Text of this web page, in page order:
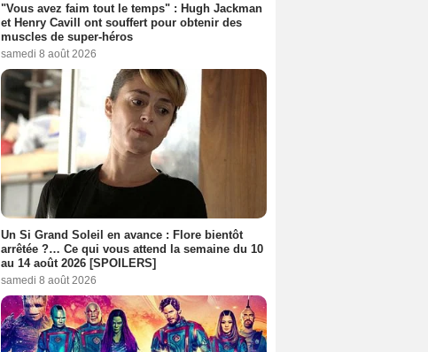
"Vous avez faim tout le temps" : Hugh Jackman
et Henry Cavill ont souffert pour obtenir des
muscles de super-héros
samedi 8 août 2026
Un Si Grand Soleil en avance : Flore bientôt
arrêtée ?… Ce qui vous attend la semaine du 10
au 14 août 2026 [SPOILERS]
samedi 8 août 2026